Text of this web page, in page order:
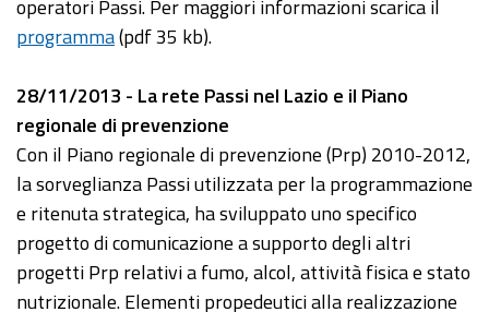
operatori Passi. Per maggiori informazioni scarica il
programma(pdf 35 kb).
28/11/2013 - La rete Passi nel Lazio e il Piano
regionale di prevenzione
Con il Piano regionale di prevenzione (Prp) 2010-2012,
la sorveglianza Passi utilizzata per la programmazione
e ritenuta strategica, ha sviluppato uno specifico
progetto di comunicazione a supporto degli altri
progetti Prp relativi a fumo, alcol, attività fisica e stato
nutrizionale. Elementi propedeutici alla realizzazione